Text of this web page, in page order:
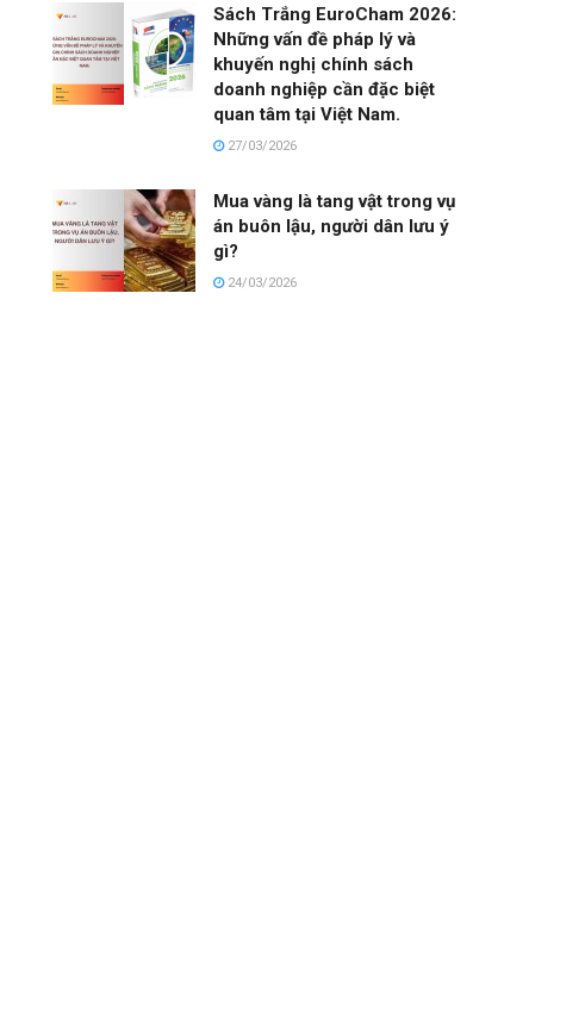
Sách Trắng EuroCham 2026:
Những vấn đề pháp lý và
khuyến nghị chính sách
doanh nghiệp cần đặc biệt
quan tâm tại Việt Nam.
27/03/2026
Mua vàng là tang vật trong vụ
án buôn lậu, người dân lưu ý
gì?
24/03/2026